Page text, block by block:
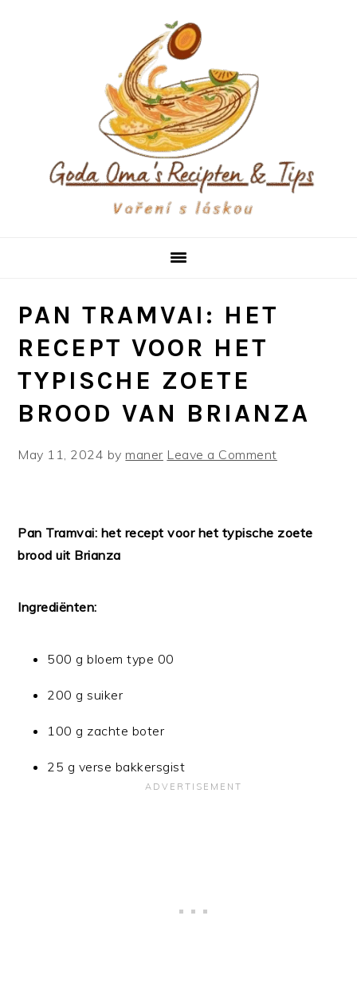
PAN TRAMVAI: HET
RECEPT VOOR HET
TYPISCHE ZOETE
BROOD VAN BRIANZA
May 11, 2024 bymaner Leave a Comment
Pan Tramvai: het recept voor het typische zoete
brood uit Brianza
Ingrediënten:
500 g bloem type 00
200 g suiker
100 g zachte boter
25 g verse bakkersgist